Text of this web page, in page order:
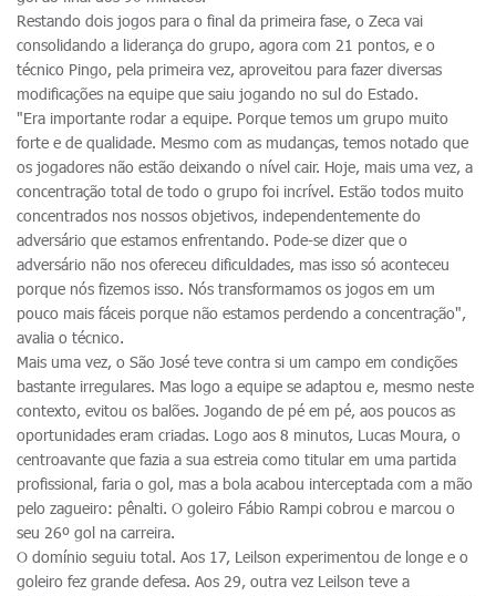
Restando dois jogos para o final da primeira fase, o Zeca vai
consolidando a liderança do grupo, agora com 21 pontos, e o
técnico Pingo, pela primeira vez, aproveitou para fazer diversas
modificações na equipe que saiu jogando no sul do Estado.
"Era importante rodar a equipe. Porque temos um grupo muito
forte e de qualidade. Mesmo com as mudanças, temos notado que
os jogadores não estão deixando o nível cair. Hoje, mais uma vez, a
concentração total de todo o grupo foi incrível. Estão todos muito
concentrados nos nossos objetivos, independentemente do
adversário que estamos enfrentando. Pode-se dizer que o
adversário não nos ofereceu dificuldades, mas isso só aconteceu
porque nós fizemos isso. Nós transformamos os jogos em um
pouco mais fáceis porque não estamos perdendo a concentração",
avalia o técnico.
Mais uma vez, o São José teve contra si um campo em condições
bastante irregulares. Mas logo a equipe se adaptou e, mesmo neste
contexto, evitou os balões. Jogando de pé em pé, aos poucos as
oportunidades eram criadas. Logo aos 8 minutos, Lucas Moura, o
centroavante que fazia a sua estreia como titular em uma partida
profissional, faria o gol, mas a bola acabou interceptada com a mão
pelo zagueiro: pênalti. O goleiro Fábio Rampi cobrou e marcou o
seu 26º gol na carreira.
O domínio seguiu total. Aos 17, Leilson experimentou de longe e o
goleiro fez grande defesa. Aos 29, outra vez Leilson teve a